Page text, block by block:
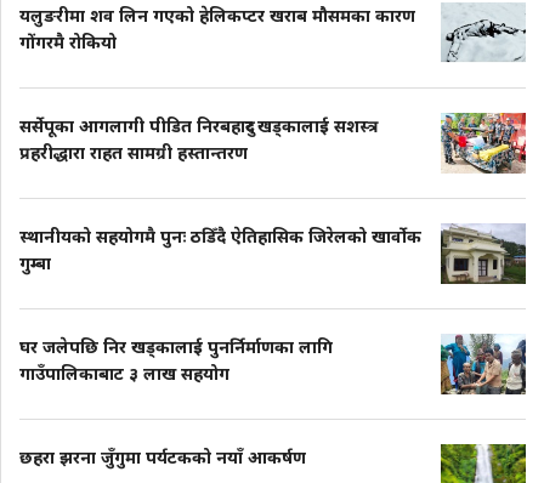
यलुङरीमा शव लिन गएको हेलिकप्टर खराब मौसमका कारण
गोंगरमै रोकियो
सर्सेपूका आगलागी पीडित निरबहादुर खड्कालाई सशस्त्र
प्रहरीद्धारा राहत सामग्री हस्तान्तरण
स्थानीयको सहयोगमै पुनः ठडिँदै ऐतिहासिक जिरेलको खार्वोक
गुम्बा
घर जलेपछि निर खड्कालाई पुनर्निर्माणका लागि
गाउँपालिकाबाट ३ लाख सहयोग
छहरा झरना जुँगुमा पर्यटकको नयाँ आकर्षण